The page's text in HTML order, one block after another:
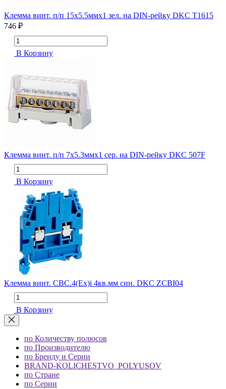
Клемма винт. п/п 15х5.5ммх1 зел. на DIN-рейку DKC T1615
746 ₽
В Корзину
Клемма винт. п/п 7х5.3ммх1 сер. на DIN-рейку DKC 507F
В Корзину
Клемма винт. CBC.4(Ex)i 4кв.мм син. DKC ZCBI04
В Корзину
по Количеству полюсов
по Производителю
по Бренду и Серии
BRAND-KOLICHESTVO_POLYUSOV
по Стране
по Серии